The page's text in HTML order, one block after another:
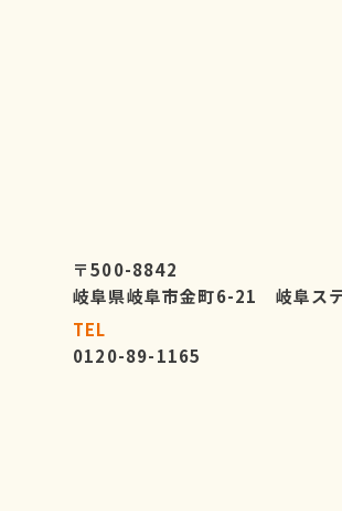
〒500-8842
岐阜県岐阜市金町6-21 岐阜ス
TEL
0120-89-1165